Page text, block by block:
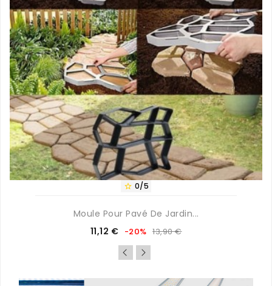
 0/5
Moule Pour Pavé De Jardin...
Prix
11,12 € Prix
de
base
-20% 13,90 €